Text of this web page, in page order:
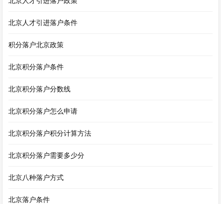
北京人才引进落户条件
积分落户北京政策
北京积分落户条件
北京积分落户分数线
北京积分落户怎么申请
北京积分落户积分计算方法
北京积分落户需要多少分
北京八种落户方式
北京落户条件